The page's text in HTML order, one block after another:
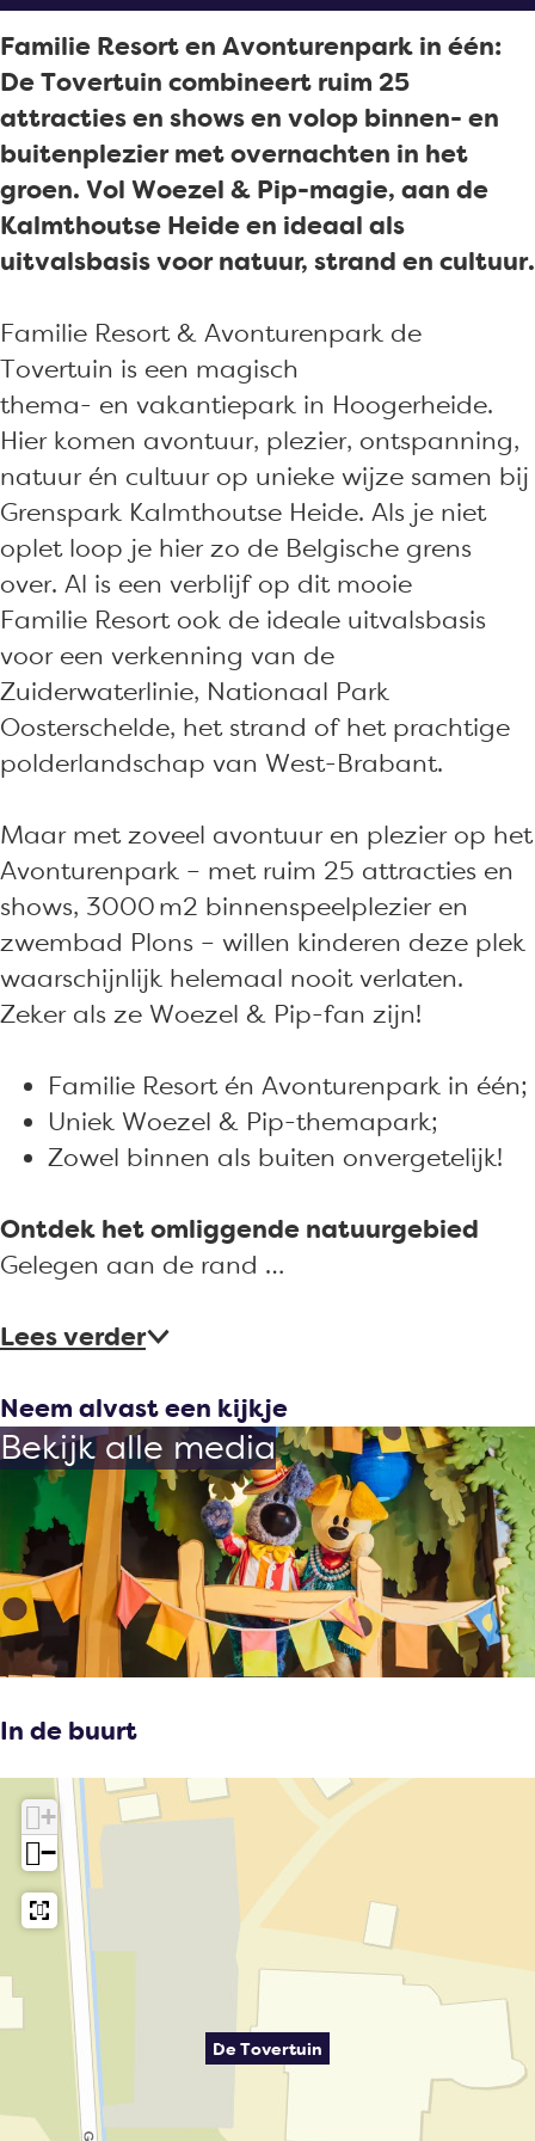
u
i
n
r
t
u
i
n
e
r
t
u
i
n
u
i
n
v
e
r
t
u
i
n
o
o
k
D
e
T
o
v
r
t
u
i
n
Familie Resort en Avonturenpark in één:
De Tovertuin combineert ruim 25
attracties en shows en volop binnen- en
buitenplezier met overnachten in het
groen. Vol Woezel & Pip-magie, aan de
Kalmthoutse Heide en ideaal als
uitvalsbasis voor natuur, strand en cultuur.
Familie Resort & Avonturenpark de
Tovertuin is een magisch
thema- en vakantiepark in Hoogerheide.
Hier komen avontuur, plezier, ontspanning,
natuur én cultuur op unieke wijze samen bij
Grenspark Kalmthoutse Heide. Als je niet
oplet loop je hier zo de Belgische grens
over. Al is een verblijf op dit mooie
Familie Resort ook de ideale uitvalsbasis
voor een verkenning van de
Zuiderwaterlinie, Nationaal Park
Oosterschelde, het strand of het prachtige
polderlandschap van West-Brabant.
Maar met zoveel avontuur en plezier op het
Avonturenpark – met ruim 25 attracties en
shows, 3000 m2 binnenspeelplezier en
zwembad Plons – willen kinderen deze plek
waarschijnlijk helemaal nooit verlaten.
Zeker als ze Woezel & Pip-fan zijn!
Familie Resort én Avonturenpark in één;
Uniek Woezel & Pip-themapark;
Zowel binnen als buiten onvergetelijk!
Ontdek het omliggende natuurgebied
Gelegen aan de rand …
Lees verder
Neem alvast een kijkje
Bekijk alle media
In de buurt
De Tovertuin
+
−